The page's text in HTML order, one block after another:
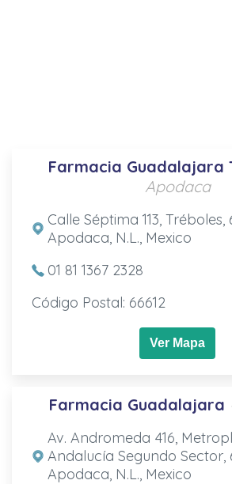
Farmacia Guadalajara
Apodaca
Calle Séptima 113, Tréboles,
Apodaca, N.L., Mexico
01 81 1367 2328
Código Postal: 66612
Ver Mapa
Farmacia Guadalajara
Av. Andromeda 416,
Andalucía Segundo Sector,
Apodaca, N.L., Mexico